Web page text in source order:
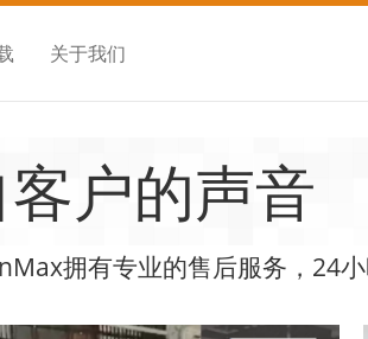
关于我们
户的声音
拥有专业的售后服务，24小